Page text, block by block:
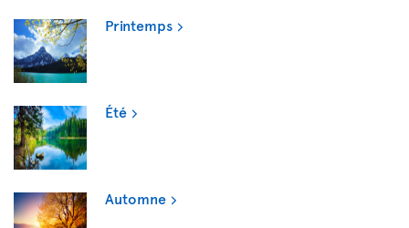
Printemps
Été
Automne